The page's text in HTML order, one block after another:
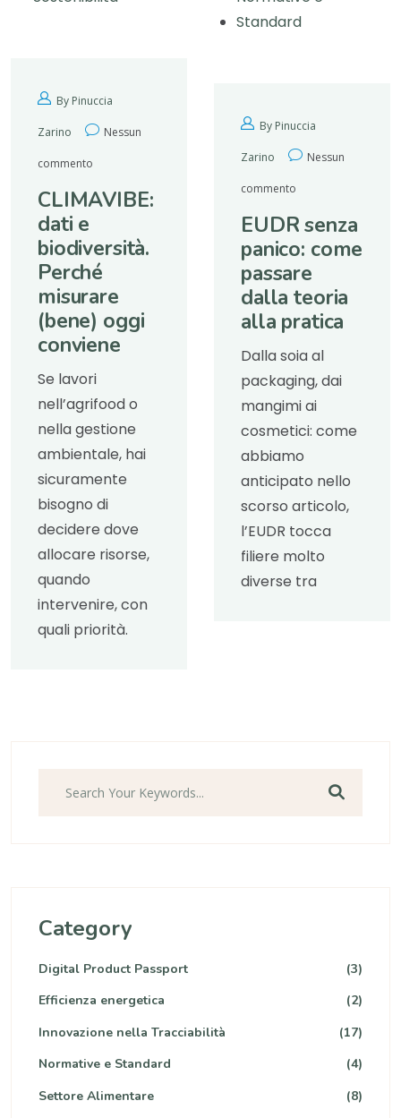
By Pinuccia
Zarino Nessun
commento
CLIMAVIBE:
dati e
biodiversità.
Perché
misurare
(bene) oggi
conviene
Se lavori
nell’agrifood o
nella gestione
ambientale, hai
sicuramente
bisogno di
decidere dove
allocare risorse,
quando
intervenire, con
quali priorità.
Standard
By Pinuccia
Zarino Nessun
commento
EUDR senza
panico: come
passare
dalla teoria
alla pratica
Dalla soia al
packaging, dai
mangimi ai
cosmetici: come
abbiamo
anticipato nello
scorso articolo,
l’EUDR tocca
filiere molto
diverse tra
Category
Digital Product Passport
(3)
Efficienza energetica
(2)
Innovazione nella Tracciabilità
(17)
Normative e Standard
(4)
Settore Alimentare
(8)